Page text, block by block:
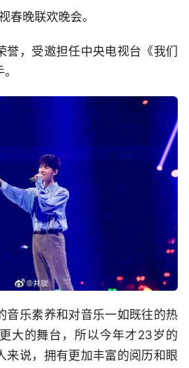
春晚联欢晚会。
誉，受邀担任中央电视台《我们
音乐素养和对音乐一如既往的热
大的舞台，所以今年才23岁的
来说，拥有更加丰富的阅历和眼